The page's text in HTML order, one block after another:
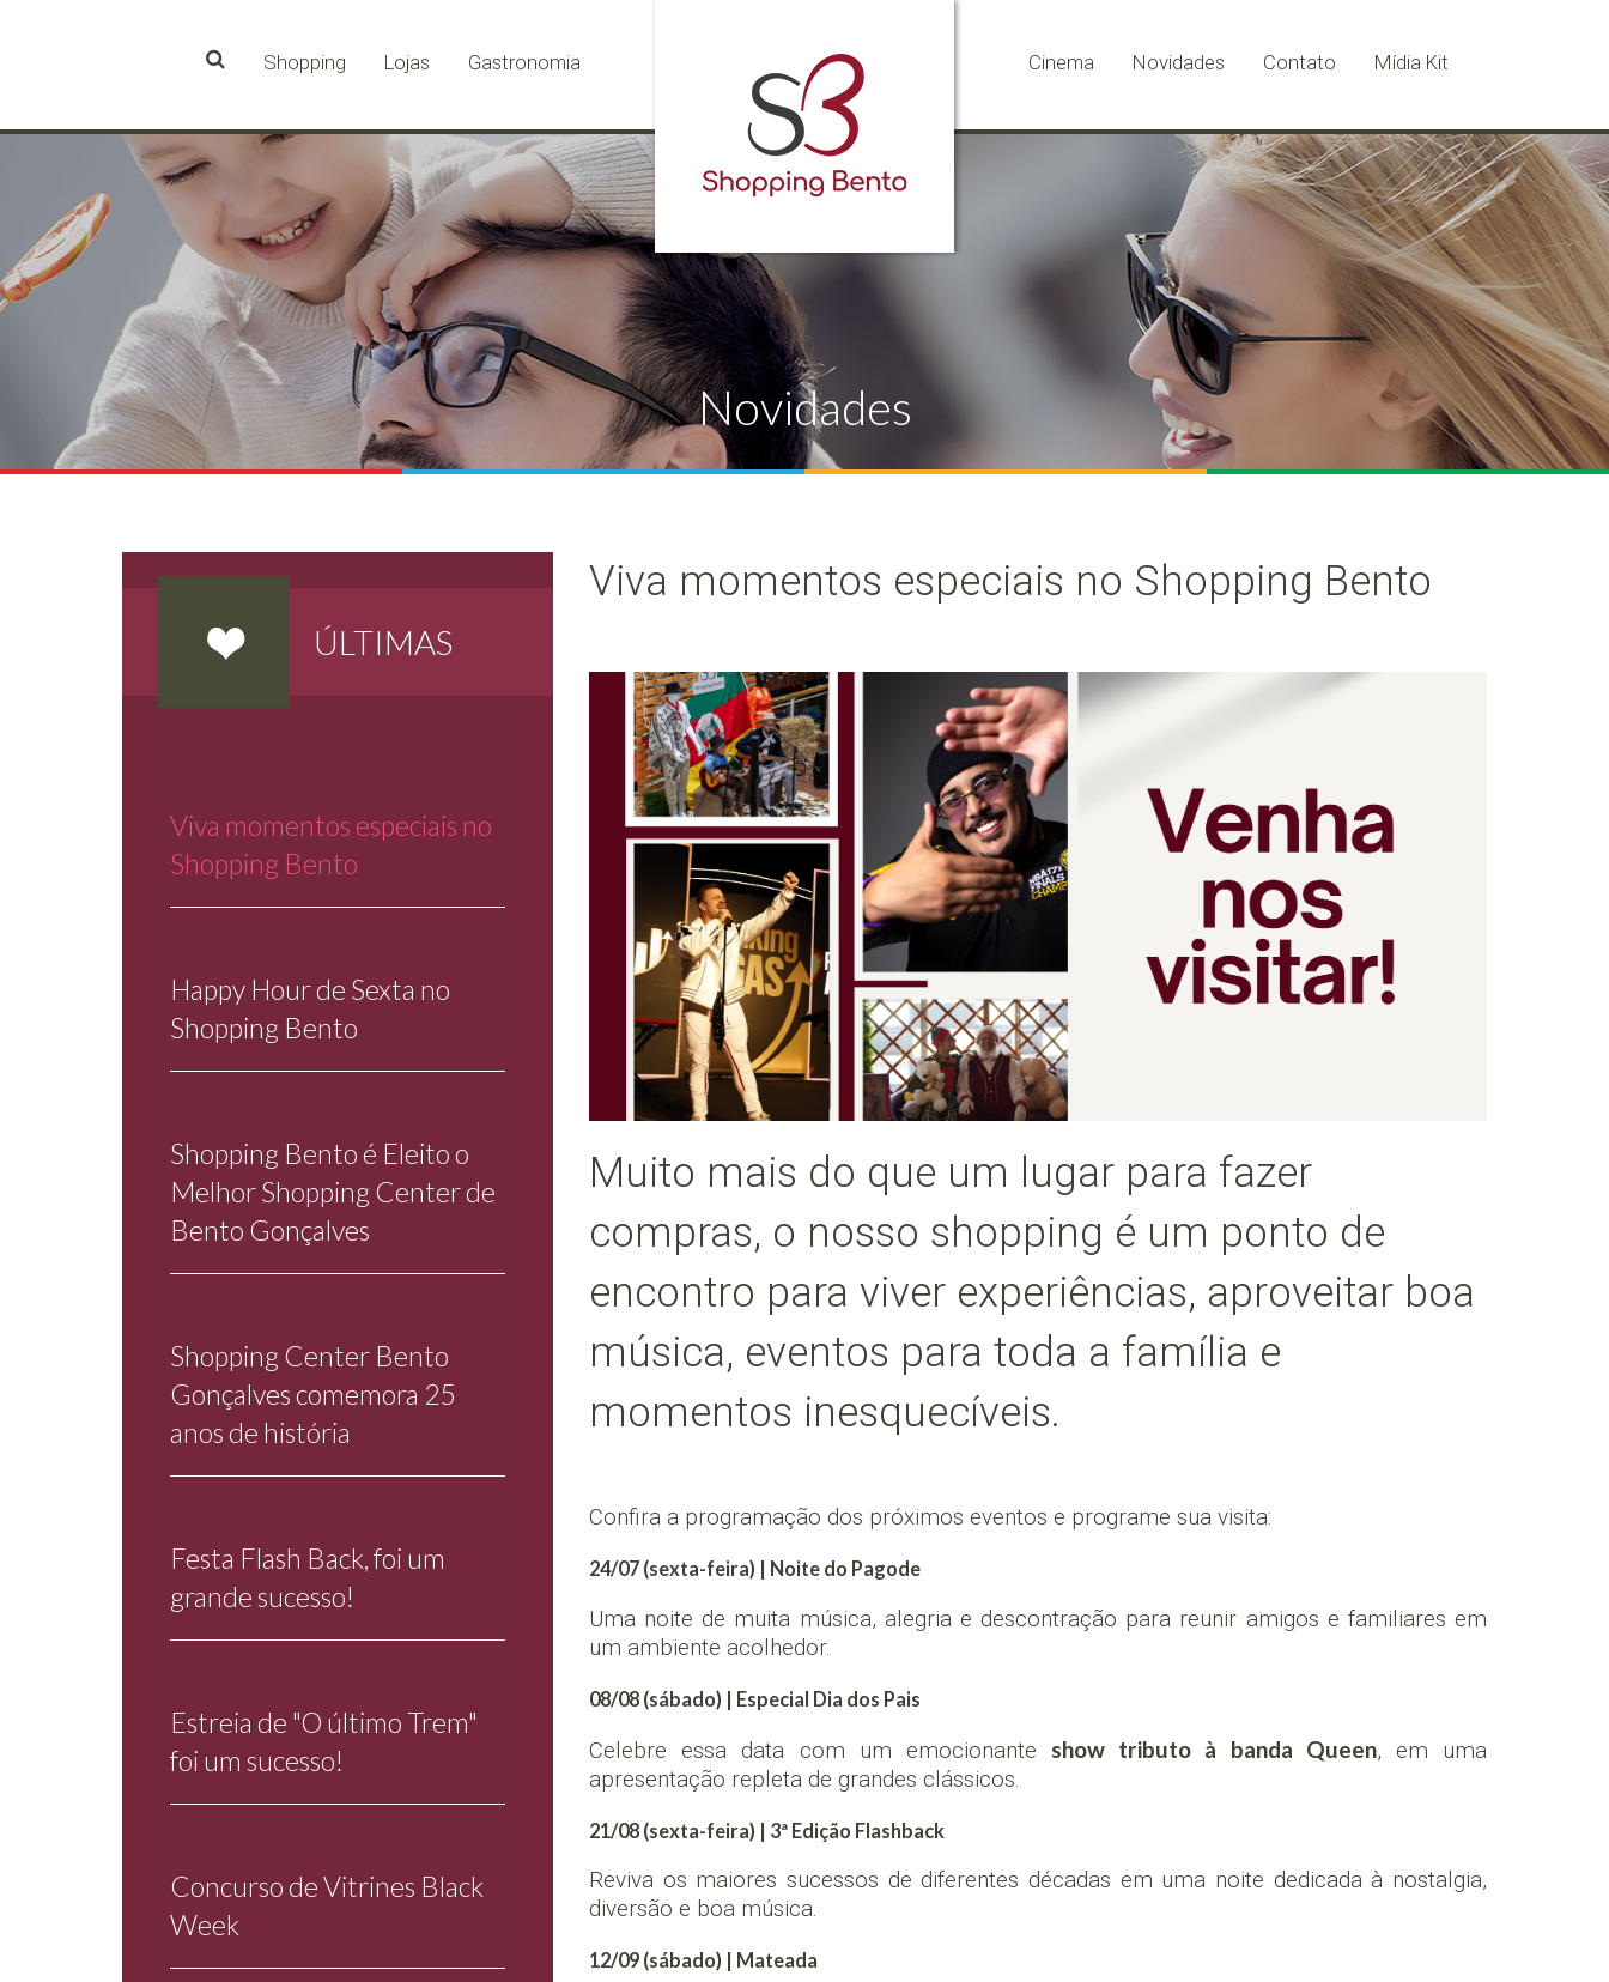
Gastronomia
Lojas
Shopping Cinema Novidades Contato Mídia Kit
Novidades
Viva momentos especiais no Shopping Bento
Muito mais do que um lugar para fazer
compras, o nosso shopping é um ponto de
encontro para viver experiências, aproveitar boa
música, eventos para toda a família e
momentos inesquecíveis.
Confira a programação dos próximos eventos e programe sua visita:
24/07 (sexta-feira) | Noite do Pagode
Uma noite de muita música, alegria e descontração para reunir amigos e familiares em
um ambiente acolhedor.
08/08 (sábado) | Especial Dia dos Pais
Celebre essa data com um emocionante show tributo à banda Queen, em uma
apresentação repleta de grandes clássicos.
21/08 (sexta-feira) | 3ª Edição Flashback
Reviva os maiores sucessos de diferentes décadas em uma noite dedicada à nostalgia,
diversão e boa música.
12/09 (sábado) | Mateada
ÚLTIMAS
Viva momentos especiais no
Shopping Bento
Happy Hour de Sexta no
Shopping Bento
Shopping Bento é Eleito o
Melhor Shopping Center de
Bento Gonçalves
Shopping Center Bento
Gonçalves comemora 25
anos de história
Festa Flash Back, foi um
grande sucesso!
Estreia de "O último Trem"
foi um sucesso!
Concurso de Vitrines Black
Week